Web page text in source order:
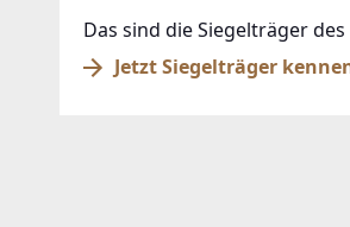
Das sind die Siegelträger
Jetzt Siegelträger